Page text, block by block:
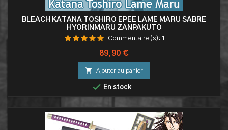
BLEACH KATANA TOSHIRO EPEE LAME MARU SABRE
HYORINMARU ZANPAKUTO
Commentaire(s): 1
Prix
89,90 €
 Ajouter au panier
 En stock